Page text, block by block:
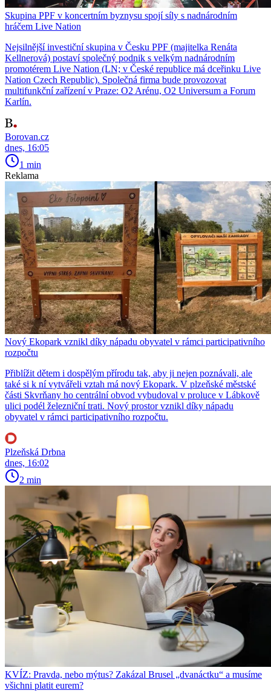
Skupina PPF v koncertním byznysu spojí síly s nadnárodním
hráčem Live Nation
Nejsilnější investiční skupina v Česku PPF (majitelka Renáta
Kellnerová) postaví společný podnik s velkým nadnárodním
promotérem Live Nation (LN; v České republice má dceřinku Live
Nation Czech Republic). Společná firma bude provozovat
multifunkční zařízení v Praze: O2 Arénu, O2 Universum a Forum
Karlín.
Borovan.cz
dnes, 16:05
1 min
Reklama
Nový Ekopark vznikl díky nápadu obyvatel v rámci participativního
rozpočtu
Přiblížit dětem i dospělým přírodu tak, aby ji nejen poznávali, ale
také si k ní vytvářeli vztah má nový Ekopark. V plzeňské městské
části Skvrňany ho centrální obvod vybudoval v proluce v Lábkově
ulici podél železniční trati. Nový prostor vznikl díky nápadu
obyvatel v rámci participativního rozpočtu.
Plzeňská Drbna
dnes, 16:02
2 min
KVÍZ: Pravda, nebo mýtus? Zakázal Brusel „dvanáctku“ a musíme
všichni platit eurem?